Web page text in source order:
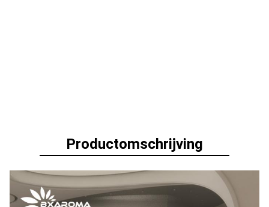
Productomschrijving